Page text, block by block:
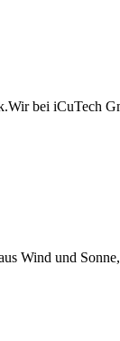
bei iCuTech
Wind und